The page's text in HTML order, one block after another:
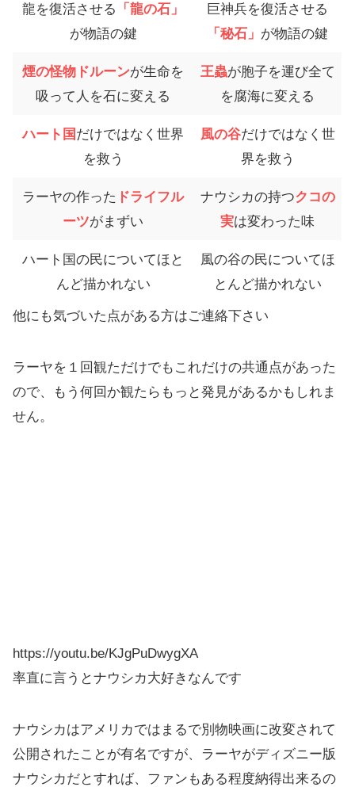
龍を復活させる
「龍の石」
が物語の鍵
巨神兵を復活させる
「秘石」 が物語の鍵
煙の怪物ドルーンが生命を
吸って人を石に変える
王蟲が胞子を運び全て
を腐海に変える
ハート国 だけではなく世界
を救う
風の谷だけではなく世
界を救う
ラーヤの作った ドライフル
ーツがまずい
ナウシカの持つクコの
実は変わった味
ハート国の民についてほと
んど描かれない
風の谷の民についてほ
とんど描かれない
他にも気づいた点がある方はご連絡下さい
ラーヤを１回観ただけでもこれだけの共通点があった
ので、もう何回か観たらもっと発見があるかもしれま
せん。
https://youtu.be/KJgPuDwygXA
率直に言うとナウシカ大好きなんです
ナウシカはアメリカではまるで別物映画に改変されて
公開されたことが有名ですが、ラーヤがディズニー版
ナウシカだとすれば、ファンもある程度納得出来るの